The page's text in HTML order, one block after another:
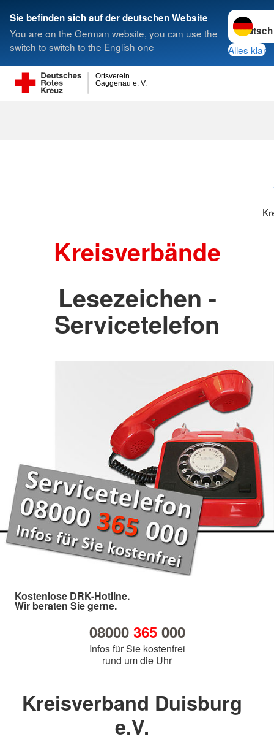
Sie befinden sich auf der deutschen Website
You are on the German website, you can use the
switch to switch to the English one
Sprache
Alles klar
Gaggenau e. V.
Ortsverein
Suche
Kreisverbände
Lesezeichen -
Servicetelefon
Kostenlose DRK-Hotline.
Wir beraten Sie gerne.
08000 365000
Infos für Sie kostenfrei
rund um die Uhr
Kreisverband Duisburg
e.V.